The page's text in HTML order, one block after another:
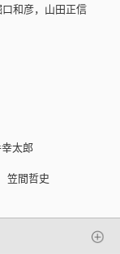
和彦，山田正信
太郎
間哲史